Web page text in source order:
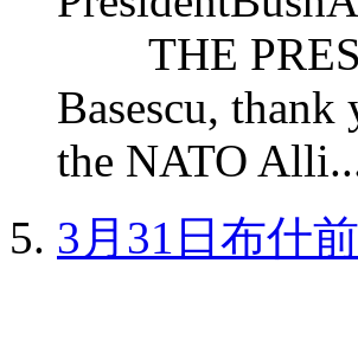
THE
Basescu,
the NATO
3月31日布什